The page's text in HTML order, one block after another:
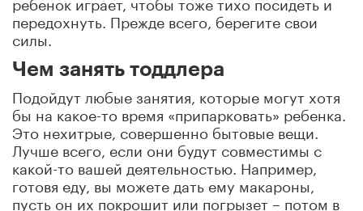
передохнуть. Прежде всего, берегите свои
силы.
Чем занять тоддлера
Подойдут любые занятия, которые могут хотя
бы на какое-то время «припарковать» ребенка.
Это нехитрые, совершенно бытовые вещи.
Лучше всего, если они будут совместимы с
какой-то вашей деятельностью. Например,
готовя еду, вы можете дать ему макароны,
пусть он их покрошит или погрызет – потом в